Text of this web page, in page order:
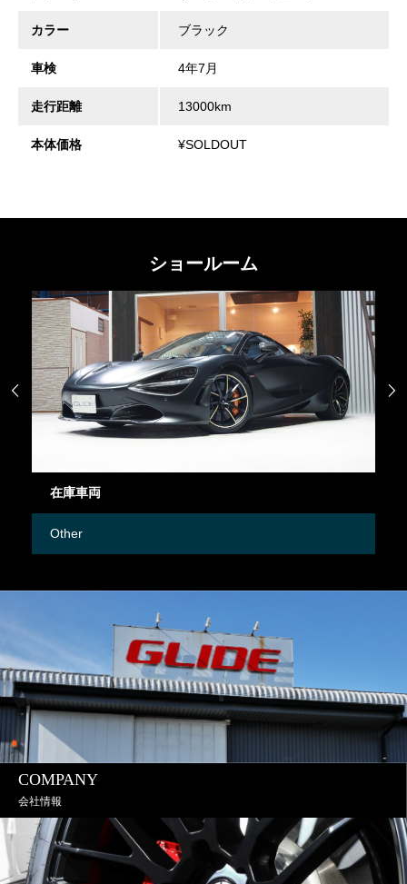
カラー ブラック
車検 4年7月
走行距離 13000km
本体価格 ¥SOLDOUT
ショールーム
在庫車両
Other
 
COMPANY
会社情報